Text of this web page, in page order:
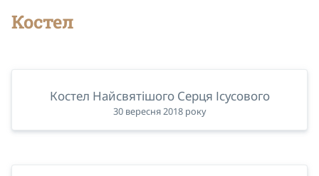
Костел
Костел Найсвятішого Серця Ісусового
30 вересня 2018 року